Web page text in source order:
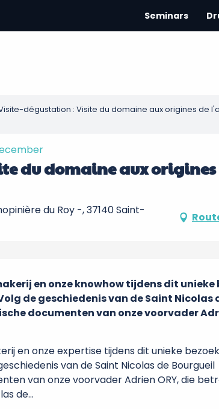
Seminars
dégustation : Visite du domaine aux origines de
du domaine aux
du Roy -, 37140 Saint-
en onze knowhow tijdens dit unieke
de geschiedenis van de Saint Nicolas
documenten van onze voorvader
en onze expertise tijdens dit unieke
van de Saint Nicolas de Bourgueil
van onze voorvader Adrien ORY, die
de...